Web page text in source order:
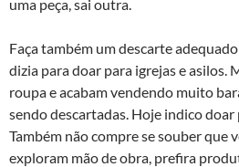
uma peça, sai outra.
Faça também um descarte
dizia para doar para igrejas e asilos.
roupa e acabam vendendo muito
sendo descartadas. Hoje indico doar
Também não compre se souber que
exploram mão de obra, prefira